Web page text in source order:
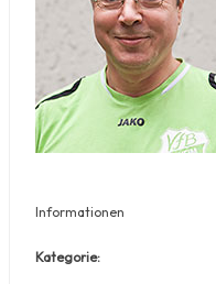
Informationen
Kategorie: